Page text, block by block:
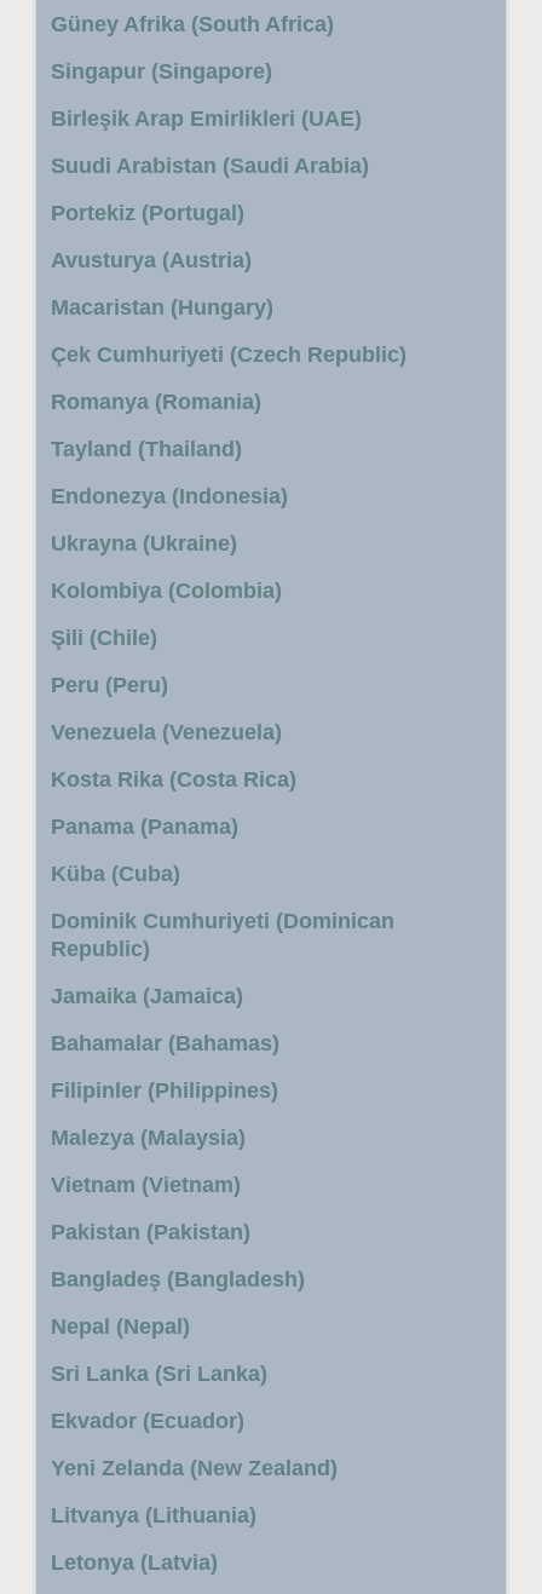
Güney Afrika (South Africa)
Singapur (Singapore)
Birleşik Arap Emirlikleri (UAE)
Suudi Arabistan (Saudi Arabia)
Portekiz (Portugal)
Avusturya (Austria)
Macaristan (Hungary)
Çek Cumhuriyeti (Czech Republic)
Romanya (Romania)
Tayland (Thailand)
Endonezya (Indonesia)
Ukrayna (Ukraine)
Kolombiya (Colombia)
Şili (Chile)
Peru (Peru)
Venezuela (Venezuela)
Kosta Rika (Costa Rica)
Panama (Panama)
Küba (Cuba)
Dominik Cumhuriyeti (Dominican
Republic)
Jamaika (Jamaica)
Bahamalar (Bahamas)
Filipinler (Philippines)
Malezya (Malaysia)
Vietnam (Vietnam)
Pakistan (Pakistan)
Bangladeş (Bangladesh)
Nepal (Nepal)
Sri Lanka (Sri Lanka)
Ekvador (Ecuador)
Yeni Zelanda (New Zealand)
Litvanya (Lithuania)
Letonya (Latvia)